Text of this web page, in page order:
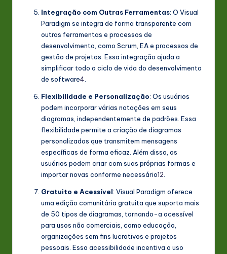
Integração com Outras Ferramentas: O Visual
Paradigm se integra de forma transparente com
outras ferramentas e processos de
desenvolvimento, como Scrum, EA e processos de
gestão de projetos. Essa integração ajuda a
simplificar todo o ciclo de vida do desenvolvimento
de software4
Flexibilidade e Personalização: Os usuários
podem incorporar várias notações em seus
diagramas, independentemente de padrões. Essa
flexibilidade permite a criação de diagramas
personalizados que transmitem mensagens
específicas de forma eficaz. Além disso, os
usuários podem criar com suas próprias formas e
importar novas conforme necessário12
Gratuito e Acessível: Visual Paradigm oferece
uma edição comunitária gratuita que suporta mais
de 50 tipos de diagramas, tornando-a acessível
para usos não comerciais, como educação,
organizações sem fins lucrativos e projetos
pessoais. Essa acessibilidade incentiva o uso